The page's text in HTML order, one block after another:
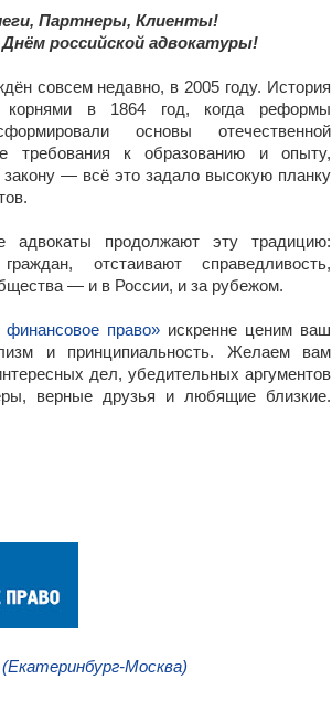
Партнеры, Клиенты!
российской адвокатуры!
совсем недавно, в 2005 году. История
корнями в 1864 год, когда реформы
основы отечественной
требования к образованию и опыту,
закону — всё это задало высокую планку
адвокаты продолжают эту традицию:
отстаивают справедливость,
— и в России, и за рубежом.
право»искренне ценим ваш
и принципиальность. Желаем вам
дел, убедительных аргументов
верные друзья и любящие близкие.
Москва)